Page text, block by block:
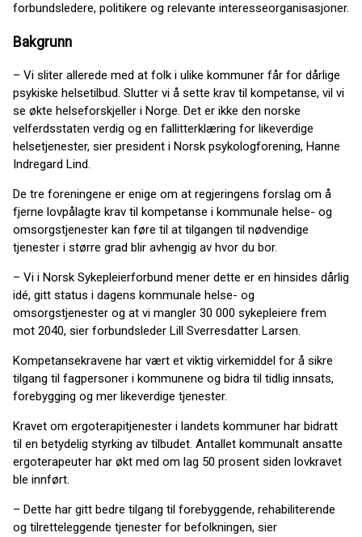
forbundsledere, politikere og relevante interesseorganisasjoner.
Bakgrunn
– Vi sliter allerede med at folk i ulike kommuner får for dårlige
psykiske helsetilbud. Slutter vi å sette krav til kompetanse, vil vi
se økte helseforskjeller i Norge. Det er ikke den norske
velferdsstaten verdig og en fallitterklæring for likeverdige
helsetjenester, sier president i Norsk psykologforening, Hanne
Indregard Lind.
De tre foreningene er enige om at regjeringens forslag om å
fjerne lovpålagte krav til kompetanse i kommunale helse- og
omsorgstjenester kan føre til at tilgangen til nødvendige
tjenester i større grad blir avhengig av hvor du bor.
– Vi i Norsk Sykepleierforbund mener dette er en hinsides dårlig
idé, gitt status i dagens kommunale helse- og
omsorgstjenester og at vi mangler 30 000 sykepleiere frem
mot 2040, sier forbundsleder Lill Sverresdatter Larsen.
Kompetansekravene har vært et viktig virkemiddel for å sikre
tilgang til fagpersoner i kommunene og bidra til tidlig innsats,
forebygging og mer likeverdige tjenester.
Kravet om ergoterapitjenester i landets kommuner har bidratt
til en betydelig styrking av tilbudet. Antallet kommunalt ansatte
ergoterapeuter har økt med om lag 50 prosent siden lovkravet
ble innført.
– Dette har gitt bedre tilgang til forebyggende, rehabiliterende
og tilretteleggende tjenester for befolkningen, sier